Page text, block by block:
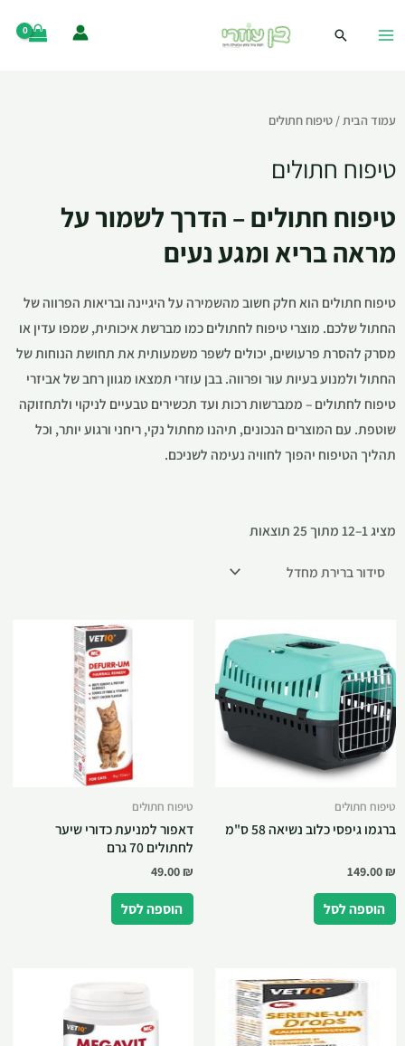
עמוד הבית/ טיפוח חתולים
טיפוח חתולים
טיפוח חתולים – הדרך לשמור על
מראה בריא ומגע נעים
טיפוח חתולים הוא חלק חשוב מהשמירה על היגיינה ובריאות הפרווה של
החתול שלכם. מוצרי טיפוח לחתולים כמו מברשת איכותית, שמפו עדין או
מסרק להסרת פרעושים, יכולים לשפר משמעותית את תחושת הנוחות של
החתול ולמנוע בעיות עור ופרווה. בבן עוזרי תמצאו מגוון רחב של אביזרי
טיפוח לחתולים – ממברשות רכות ועד תכשירים טבעיים לניקוי ולתחזוקה
שוטפת. עם המוצרים הנכונים, תיהנו מחתול נקי, ריחני ורגוע יותר, וכל
תהליך הטיפוח יהפוך לחוויה נעימה לשניכם.
מציג 1–12 מתוך 25 תוצאות
טיפוח חתולים
ברגמו גיפסי כלוב נשיאה 58 ס"מ
149.00₪
הוספה לסל
טיפוח חתולים
דאפור למניעת כדורי שיער
לחתולים 70 גרם
49.00₪
הוספה לסל